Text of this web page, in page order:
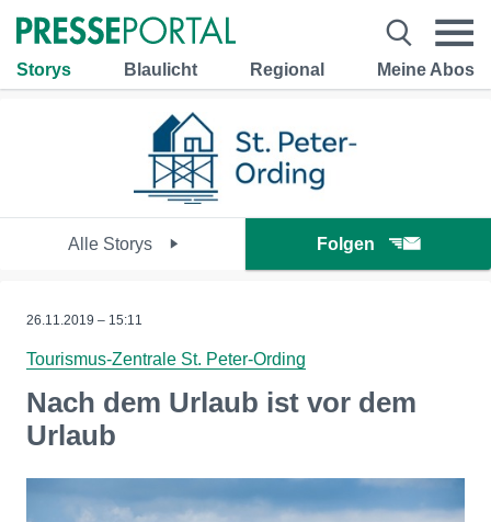
Storys Blaulicht Regional Meine Abos
Alle Storys Folgen
26.11.2019 – 15:11
Tourismus-Zentrale St. Peter-Ording
Nach dem Urlaub ist vor dem
Urlaub